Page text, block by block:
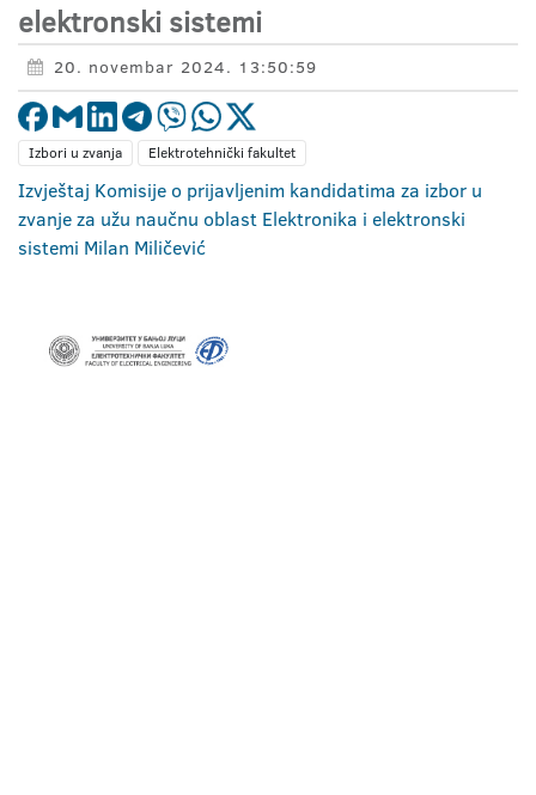
elektronski sistemi
20. novembar 2024. 13:50:59
Izbori u zvanja Elektrotehnički fakultet
Izvještaj Komisije o prijavljenim kandidatima za izbor u
zvanje za užu naučnu oblast Elektronika i elektronski
sistemi Milan Miličević